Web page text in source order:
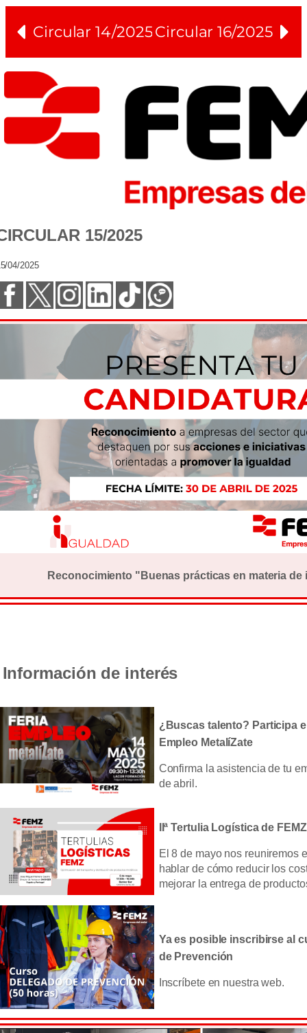
Circular 14/2025Circular 16/2025
15/2025
04/2025
Reconocimiento "Buenas prácticas en materia de
de interés
¿Buscas talento? Participa
Empleo MetalíZate
Confirma la asistencia de tu
de abril.
IIª Tertulia Logística de FEMZ
El 8 de mayo nos reuniremos
hablar de cómo reducir los
mejorar la entrega de
Ya es posible inscribirse al
de Prevención
Inscríbete en nuestra web.